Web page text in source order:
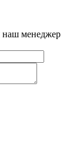
наш менеджер